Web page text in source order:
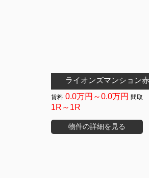
ライオンズマンション
0.0万円～0.0万円
1R～1R
物件の詳細を見る